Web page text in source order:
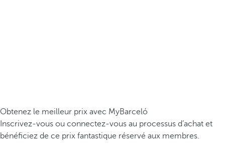
Obtenez le meilleur prix avec MyBarceló
Inscrivez-vous ou connectez-vous au processus d’achat et
bénéficiez de ce prix fantastique réservé aux membres.